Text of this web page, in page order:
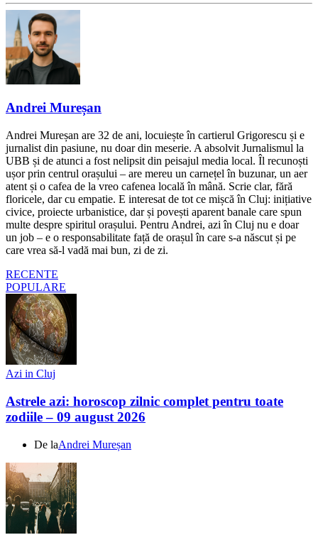
Andrei Mureșan
Andrei Mureșan are 32 de ani, locuiește în cartierul Grigorescu și e
jurnalist din pasiune, nu doar din meserie. A absolvit Jurnalismul la
UBB și de atunci a fost nelipsit din peisajul media local. Îl recunoști
ușor prin centrul orașului – are mereu un carnețel în buzunar, un aer
atent și o cafea de la vreo cafenea locală în mână. Scrie clar, fără
floricele, dar cu empatie. E interesat de tot ce mișcă în Cluj: inițiative
civice, proiecte urbanistice, dar și povești aparent banale care spun
multe despre spiritul orașului. Pentru Andrei, azi în Cluj nu e doar
un job – e o responsabilitate față de orașul în care s-a născut și pe
care vrea să-l vadă mai bun, zi de zi.
RECENTE
POPULARE
Azi in Cluj
Astrele azi: horoscop zilnic complet pentru toate
zodiile – 09 august 2026
De laAndrei Mureșan